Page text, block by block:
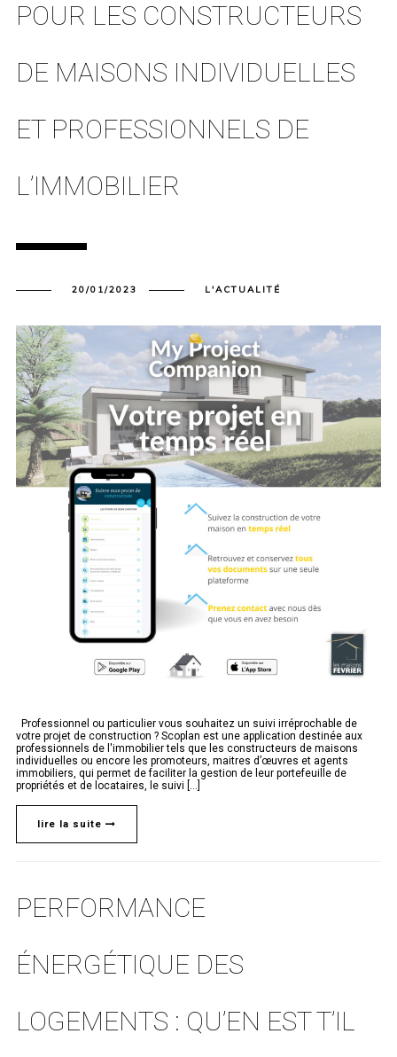
POUR LES CONSTRUCTEURS
DE MAISONS INDIVIDUELLES
ET PROFESSIONNELS DE
L’IMMOBILIER
20/01/2023 L'ACTUALITÉ
Professionnel ou particulier vous souhaitez un suivi irréprochable de
votre projet de construction ? Scoplan est une application destinée aux
professionnels de l'immobilier tels que les constructeurs de maisons
individuelles ou encore les promoteurs, maitres d’œuvres et agents
immobiliers, qui permet de faciliter la gestion de leur portefeuille de
propriétés et de locataires, le suivi [...]
lire la suite
PERFORMANCE
ÉNERGÉTIQUE DES
LOGEMENTS : QU’EN EST T’IL